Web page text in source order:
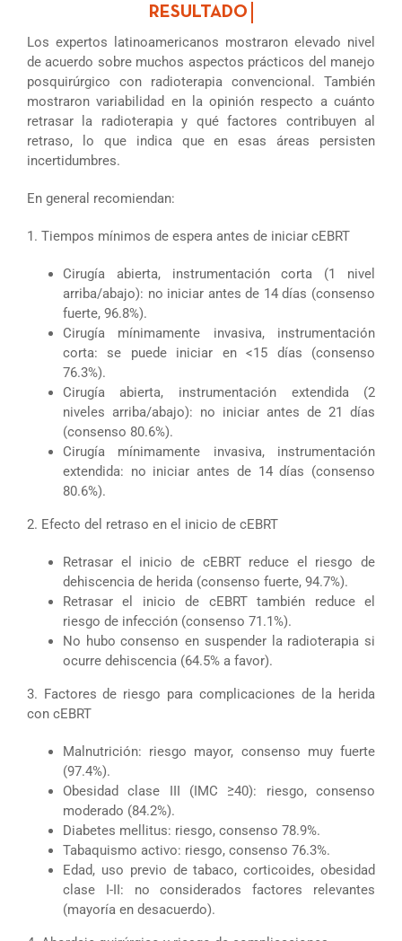
Los expertos latinoamericanos mostraron elevado nivel
de acuerdo sobre muchos aspectos prácticos del manejo
posquirúrgico con radioterapia convencional. También
mostraron variabilidad en la opinión respecto a cuánto
retrasar la radioterapia y qué factores contribuyen al
retraso, lo que indica que en esas áreas persisten
incertidumbres.
En general recomiendan:
1. Tiempos mínimos de espera antes de iniciar cEBRT
Cirugía abierta, instrumentación corta (1 nivel
arriba/abajo): no iniciar antes de 14 días (consenso
fuerte, 96.8%).
Cirugía mínimamente invasiva, instrumentación
corta: se puede iniciar en <15 días (consenso
76.3%).
Cirugía abierta, instrumentación extendida (2
niveles arriba/abajo): no iniciar antes de 21 días
(consenso 80.6%).
Cirugía mínimamente invasiva, instrumentación
extendida: no iniciar antes de 14 días (consenso
80.6%).
2. Efecto del retraso en el inicio de cEBRT
Retrasar el inicio de cEBRT reduce el riesgo de
dehiscencia de herida (consenso fuerte, 94.7%).
Retrasar el inicio de cEBRT también reduce el
riesgo de infección (consenso 71.1%).
No hubo consenso en suspender la radioterapia si
ocurre dehiscencia (64.5% a favor).
3. Factores de riesgo para complicaciones de la herida
con cEBRT
Malnutrición: riesgo mayor, consenso muy fuerte
(97.4%).
Obesidad clase III (IMC ≥40): riesgo, consenso
moderado (84.2%).
Diabetes mellitus: riesgo, consenso 78.9%.
Tabaquismo activo: riesgo, consenso 76.3%.
Edad, uso previo de tabaco, corticoides, obesidad
clase I-II: no considerados factores relevantes
(mayoría en desacuerdo).